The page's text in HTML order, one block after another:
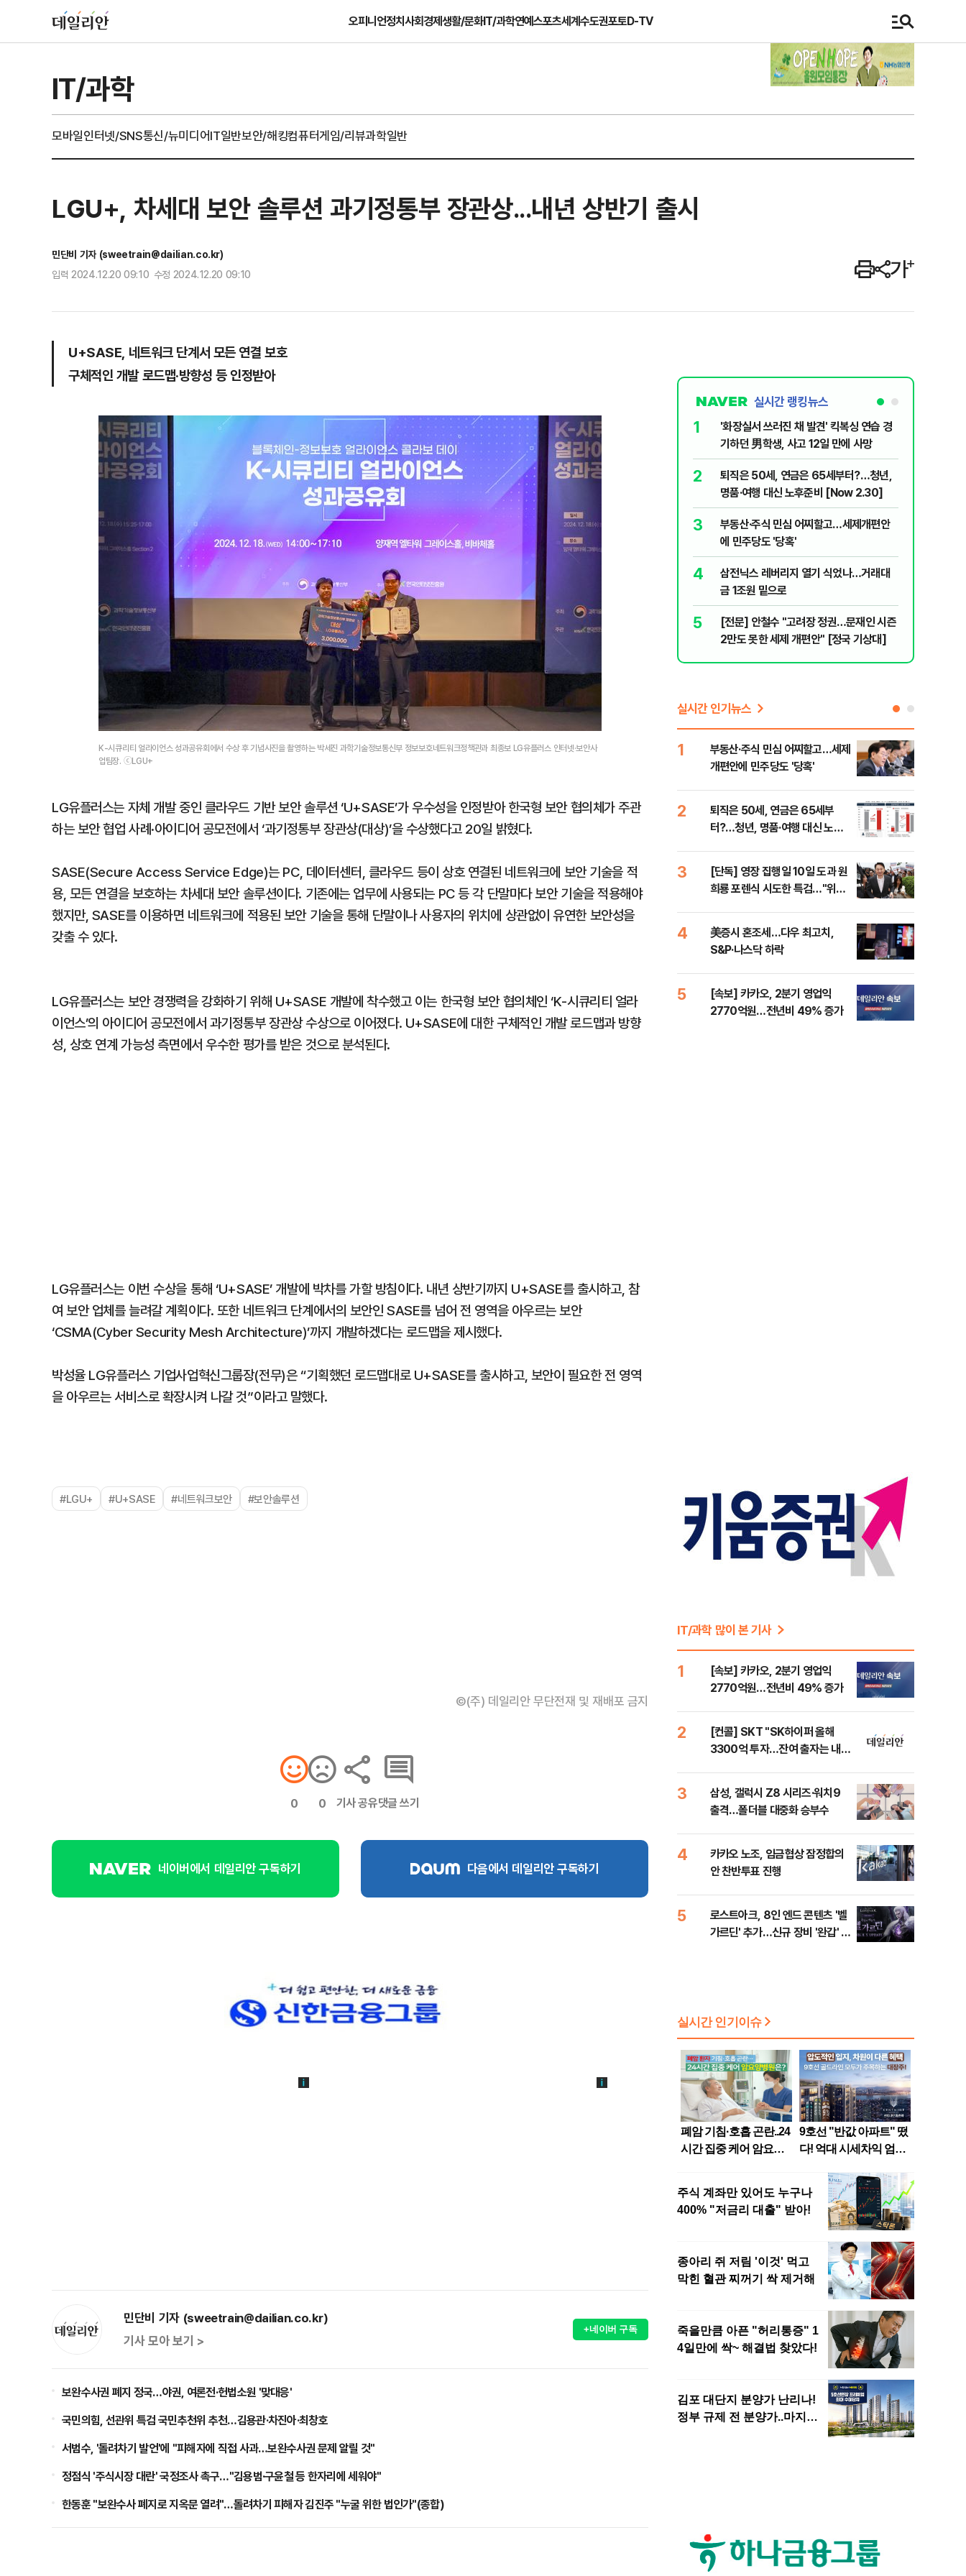
오피니언정치사회경제생활/문화IT/과학연예스포츠세계수도권포토D-TV
IT/과학
모바일인터넷/SNS통신/뉴미디어IT일반보안/해킹컴퓨터게임/리뷰과학일반
LGU+, 차세대 보안 솔루션 과기정통부 장관상...내년 상반기 출시
민단비 기자 (sweetrain@dailian.co.kr)
입력 2024.12.20 09:10 수정 2024.12.20 09:10
U+SASE, 네트워크 단계서 모든 연결 보호
구체적인 개발 로드맵·방향성 등 인정받아
K-시큐리티 얼라이언스 성과공유회에서 수상 후 기념사진을 촬영하는 박세진 과학기술정보통신부 정보보호네트워크정책관과 최종보 LG유플러스 인터넷·보안사
업팀장. ⓒLGU+
LG유플러스는 자체 개발 중인 클라우드 기반 보안 솔루션 ‘U+SASE’가 우수성을 인정받아 한국형 보안 협의체가 주관
하는 보안 협업 사례·아이디어 공모전에서 ‘과기정통부 장관상(대상)’을 수상했다고 20일 밝혔다.
SASE(Secure Access Service Edge)는 PC, 데이터센터, 클라우드 등이 상호 연결된 네트워크에 보안 기술을 적
용, 모든 연결을 보호하는 차세대 보안 솔루션이다. 기존에는 업무에 사용되는 PC 등 각 단말마다 보안 기술을 적용해야
했지만, SASE를 이용하면 네트워크에 적용된 보안 기술을 통해 단말이나 사용자의 위치에 상관없이 유연한 보안성을
갖출 수 있다.
LG유플러스는 보안 경쟁력을 강화하기 위해 U+SASE 개발에 착수했고 이는 한국형 보안 협의체인 ‘K-시큐리티 얼라
이언스’의 아이디어 공모전에서 과기정통부 장관상 수상으로 이어졌다. U+SASE에 대한 구체적인 개발 로드맵과 방향
성, 상호 연계 가능성 측면에서 우수한 평가를 받은 것으로 분석된다.
LG유플러스는 이번 수상을 통해 ‘U+SASE’ 개발에 박차를 가할 방침이다. 내년 상반기까지 U+SASE를 출시하고, 참
여 보안 업체를 늘려갈 계획이다. 또한 네트워크 단계에서의 보안인 SASE를 넘어 전 영역을 아우르는 보안
‘CSMA(Cyber Security Mesh Architecture)’까지 개발하겠다는 로드맵을 제시했다.
박성율 LG유플러스 기업사업혁신그룹장(전무)은 “기획했던 로드맵대로 U+SASE를 출시하고, 보안이 필요한 전 영역
을 아우르는 서비스로 확장시켜 나갈 것”이라고 말했다.
#LGU+ #U+SASE #네트워크보안 #보안솔루션
©(주) 데일리안 무단전재 및 재배포 금지
0 0 기사 공유댓글 쓰기
네이버에서 데일리안 구독하기 다음에서 데일리안 구독하기
민단비 기자 (sweetrain@dailian.co.kr)
기사 모아 보기 >
+네이버 구독
보완수사권 폐지 정국…야권, 여론전·헌법소원 '맞대응'
국민의힘, 선관위 특검 국민추천위 추천…김용관·차진아·최창호
서범수, '돌려차기 발언'에 "피해자에 직접 사과…보완수사권 문제 알릴 것"
정점식 '주식시장 대란' 국정조사 촉구…"김용범·구윤철 등 한자리에 세워야"
한동훈 "보완수사 폐지로 지옥문 열려"…돌려차기 피해자 김진주 "누굴 위한 법인가"(종합)
실시간 랭킹뉴스
1
'화장실서 쓰러진 채 발견' 킥복싱 연습 경
기하던 男학생, 사고 12일 만에 사망
2
퇴직은 50세, 연금은 65세부터?…청년,
명품·여행 대신 노후준비 [Now 2.30]
3
부동산·주식 민심 어찌할고…세제개편안
에 민주당도 '당혹'
4
삼전닉스 레버리지 열기 식었나…거래대
금 1조원 밑으로
5
[전문] 안철수 "고려장 정권…문재인 시즌
2만도 못한 세제 개편안" [정국 기상대]
실시간 인기뉴스
1
부동산·주식 민심 어찌할고…세제
개편안에 민주당도 '당혹'
2
퇴직은 50세, 연금은 65세부
터?…청년, 명품·여행 대신 노후
3
[단독] 영장 집행일 10일 도과 원
희룡 포렌식 시도한 특검…"위법
4
美증시 혼조세…다우 최고치,
S&P·나스닥 하락
5
[속보] 카카오, 2분기 영업익
2770억원…전년비 49% 증가
IT/과학 많이 본 기사
1
[속보] 카카오, 2분기 영업익
2770억원…전년비 49% 증가
2
[컨콜] SKT "SK하이퍼 올해
3300억 투자…잔여 출자는 내년
3
삼성, 갤럭시 Z8 시리즈·워치9
출격…폴더블 대중화 승부수
4
카카오 노조, 임금협상 잠정합의
안 찬반투표 진행
5
로스트아크, 8인 엔드 콘텐츠 '벨
가르딘' 추가…신규 장비 '완갑' 보